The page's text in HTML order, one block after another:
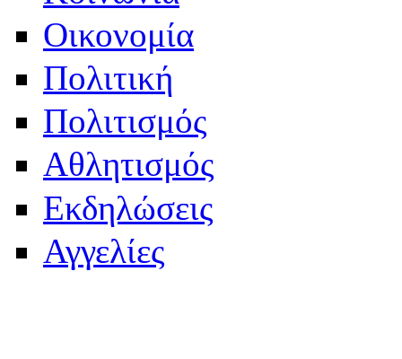
Οικονομία
Πολιτική
Πολιτισμός
Αθλητισμός
Εκδηλώσεις
Αγγελίες